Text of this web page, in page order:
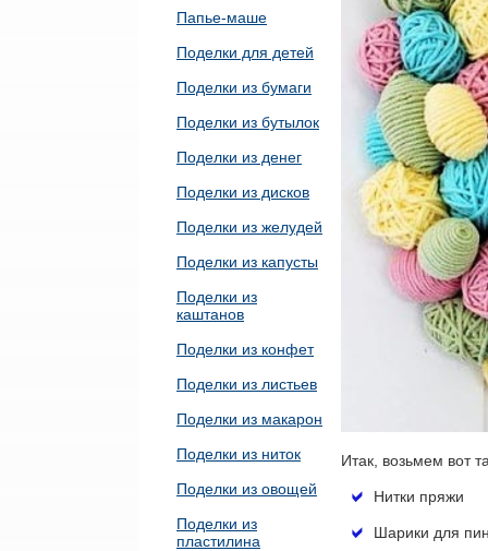
Папье-маше
Поделки для детей
Поделки из бумаги
Поделки из бутылок
Поделки из денег
Поделки из дисков
Поделки из желудей
Поделки из капусты
Поделки из
каштанов
Поделки из конфет
Поделки из листьев
Поделки из макарон
Поделки из ниток
Поделки из овощей
Поделки из
пластилина
Итак, возьмем вот
Нитки пряжи
Шарики для